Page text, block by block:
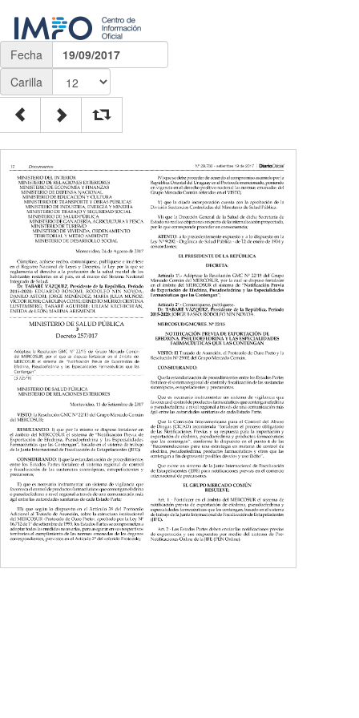
Fecha
19/09/2017
Carilla